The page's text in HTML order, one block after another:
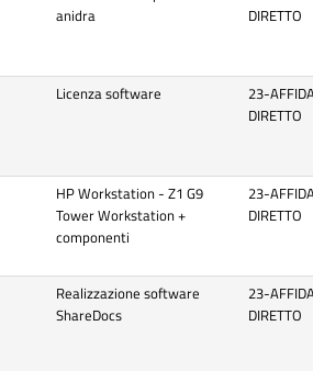
anidra
DIRETTO
Licenza software
23-
DIRETTO
HP Workstation - Z1 G9
Tower Workstation +
componenti
23-
DIRETTO
Realizzazione software
ShareDocs
23-
DIRETTO